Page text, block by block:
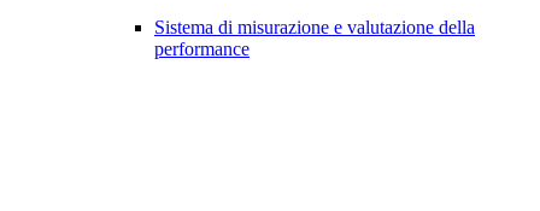
Sistema di misurazione e valutazione della
performance